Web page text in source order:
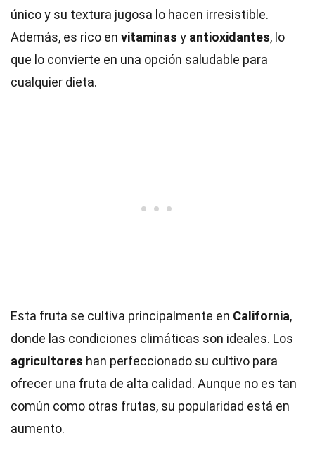
único y su textura jugosa lo hacen irresistible.
Además, es rico en vitaminas y antioxidantes, lo
que lo convierte en una opción saludable para
cualquier dieta.
Esta fruta se cultiva principalmente en California,
donde las condiciones climáticas son ideales. Los
agricultores han perfeccionado su cultivo para
ofrecer una fruta de alta calidad. Aunque no es tan
común como otras frutas, su popularidad está en
aumento.